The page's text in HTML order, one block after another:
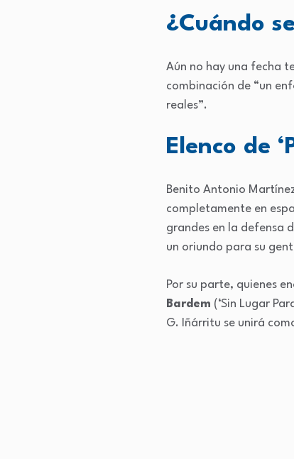
¿Cuándo
Aún no hay una fecha
combinación de “un
reales”.
Elenco de
Benito Antonio
completamente en
grandes en la defensa
un oriundo para su
Por su parte, quienes
Bardem (‘Sin Lugar
G. Iñárritu se unirá